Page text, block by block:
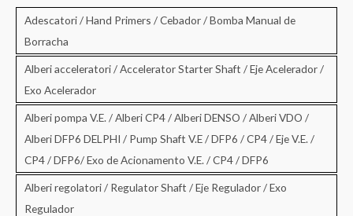
Adescatori / Hand Primers / Cebador / Bomba Manual de
Borracha
Alberi acceleratori / Accelerator Starter Shaft / Eje Acelerador /
Exo Acelerador
Alberi pompa V.E. / Alberi CP4 / Alberi DENSO / Alberi VDO /
Alberi DFP6 DELPHI / Pump Shaft V.E / DFP6 / CP4 / Eje V.E. /
CP4 / DFP6/ Exo de Acionamento V.E. / CP4 / DFP6
Alberi regolatori / Regulator Shaft / Eje Regulador / Exo
Regulador